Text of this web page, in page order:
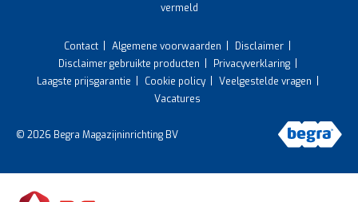
vermeld
Contact Algemene voorwaarden
Disclaimer
Disclaimer gebruikte producten
Privacyverklaring
Laagste prijsgarantie
Cookie policy
Veelgestelde vragen
Vacatures
© 2026 Begra Magazijninrichting BV